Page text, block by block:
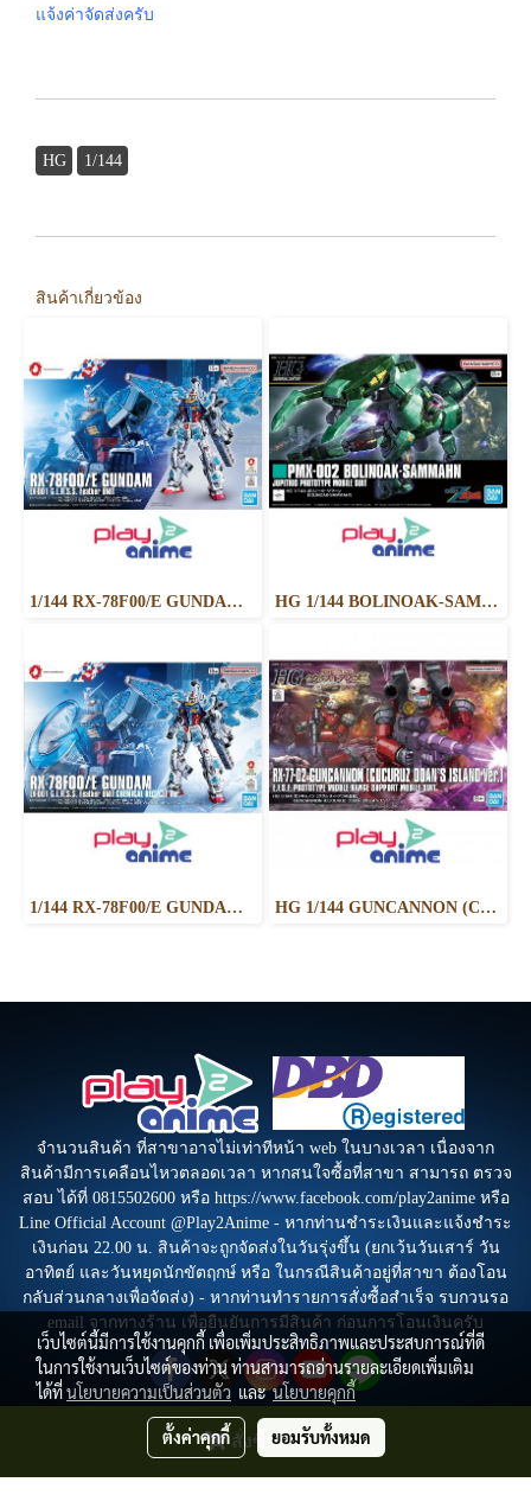
สั่งซื้อสินค้า
แจ้งค่าจัดส่งครับ
HG 1/144
สินค้าเกี่ยวข้อง
1/144 RX-78F00/E GUNDAM （EX-001 G.L.R.S.S. Feather UNIT） HG 1/144 BOLINOAK-SAMMAHN
1/144 RX-78F00/E GUNDAM (EX-001 G.L.R.S.S. Feather UNIT) CHEMICAL RECYCLE Ver. HG 1/144 GUNCANNON (CUCURUZ DOAN’S ISLAND VER.)
จำนวนสินค้า ที่สาขาอาจไม่เท่าทีหน้า web ในบางเวลา เนื่องจาก
สินค้ามีการเคลือนไหวตลอดเวลา หากสนใจซื้อที่สาขา สามารถ ตรวจ
สอบ ได้ที่ 0815502600 หรือ https://www.facebook.com/play2anime หรือ
Line Official Account @Play2Anime - หากท่านชำระเงินและแจ้งชำระ
เงินก่อน 22.00 น. สินค้าจะถูกจัดส่งในวันรุ่งขึ้น (ยกเว้นวันเสาร์ วัน
อาทิตย์ และวันหยุดนักขัตฤกษ์ หรือ ในกรณีสินค้าอยู่ที่สาขา ต้องโอน
กลับส่วนกลางเพื่อจัดส่ง) - หากท่านทำรายการสั่งซื้อสำเร็จ รบกวนรอ
email จากทางร้าน เพื่อยืนยันการมีสินค้า ก่อนการโอนเงินครับ
เว็บไซต์นี้มีการใช้งานคุกกี้ เพื่อเพิ่มประสิทธิภาพและประสบการณ์ที่ดี
ในการใช้งานเว็บไซต์ของท่าน ท่านสามารถอ่านรายละเอียดเพิ่มเติม
ได้ที่นโยบายความเป็นส่วนตัว และนโยบายคุกกี้
ตั้งค่าคุกกี้ ยอมรับทั้งหมด